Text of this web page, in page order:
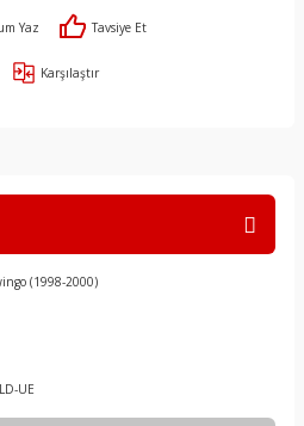
Yaz Tavsiye Et
Karşılaştır
(1998-2000)
UE